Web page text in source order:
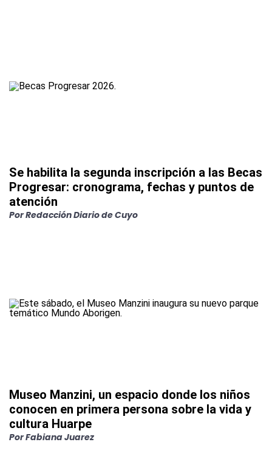
Se habilita la segunda inscripción a las Becas
Progresar: cronograma, fechas y puntos de
atención
PorRedacción Diario de Cuyo
Museo Manzini, un espacio donde los niños
conocen en primera persona sobre la vida y
cultura Huarpe
PorFabiana Juarez